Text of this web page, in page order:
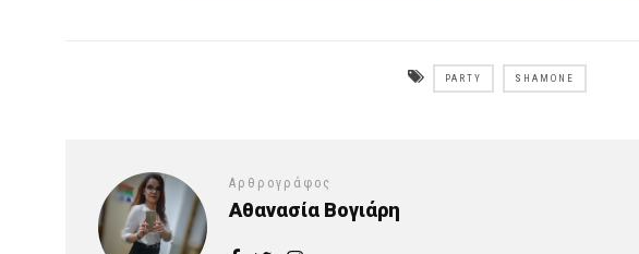
PARTY SHAMONE
Αρθρογράφος
Αθανασία Βογιάρη